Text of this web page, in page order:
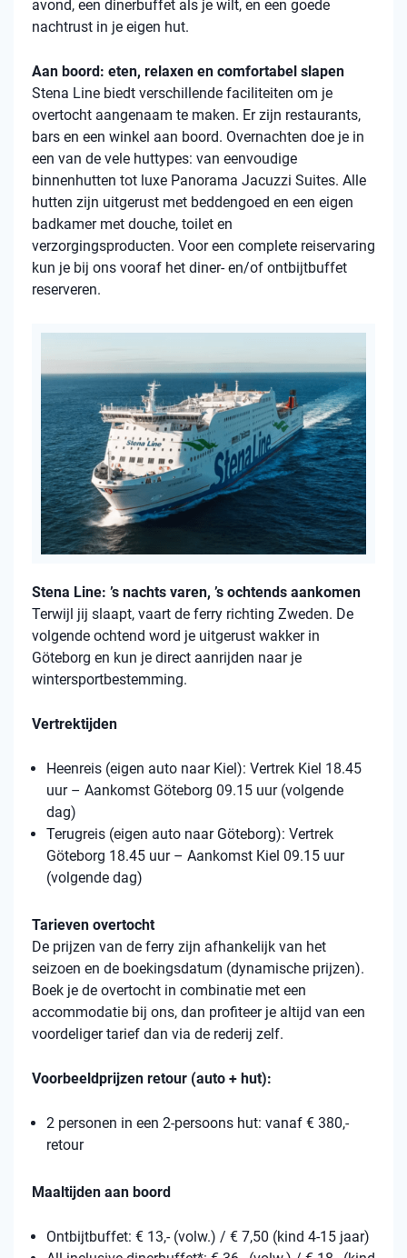
avond, een dinerbuffet als je wilt, en een goede
nachtrust in je eigen hut.
Aan boord: eten, relaxen en comfortabel slapen
Stena Line biedt verschillende faciliteiten om je
overtocht aangenaam te maken. Er zijn restaurants,
bars en een winkel aan boord. Overnachten doe je in
een van de vele huttypes: van eenvoudige
binnenhutten tot luxe Panorama Jacuzzi Suites. Alle
hutten zijn uitgerust met beddengoed en een eigen
badkamer met douche, toilet en
verzorgingsproducten. Voor een complete reiservaring
kun je bij ons vooraf het diner- en/of ontbijtbuffet
reserveren.
Stena Line: ’s nachts varen, ’s ochtends aankomen
Terwijl jij slaapt, vaart de ferry richting Zweden. De
volgende ochtend word je uitgerust wakker in
Göteborg en kun je direct aanrijden naar je
wintersportbestemming.
Vertrektijden
Heenreis (eigen auto naar Kiel): Vertrek Kiel 18.45
uur – Aankomst Göteborg 09.15 uur (volgende
dag)
Terugreis (eigen auto naar Göteborg): Vertrek
Göteborg 18.45 uur – Aankomst Kiel 09.15 uur
(volgende dag)
Tarieven overtocht
De prijzen van de ferry zijn afhankelijk van het
seizoen en de boekingsdatum (dynamische prijzen).
Boek je de overtocht in combinatie met een
accommodatie bij ons, dan profiteer je altijd van een
voordeliger tarief dan via de rederij zelf.
Voorbeeldprijzen retour (auto + hut):
2 personen in een 2-persoons hut: vanaf € 380,-
retour
Maaltijden aan boord
Ontbijtbuffet: € 13,- (volw.) / € 7,50 (kind 4-15 jaar)